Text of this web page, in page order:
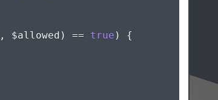
, $allowed ) == true )
{